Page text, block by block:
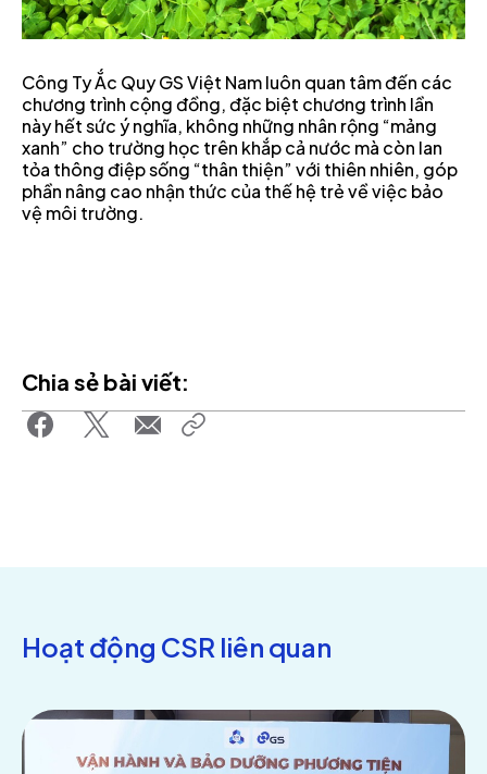
Công Ty Ắc Quy GS Việt Nam luôn quan tâm đến các
chương trình cộng đồng, đặc biệt chương trình lần
này hết sức ý nghĩa, không những nhân rộng “mảng
xanh” cho trường học trên khắp cả nước mà còn lan
tỏa thông điệp sống “thân thiện” với thiên nhiên, góp
phần nâng cao nhận thức của thế hệ trẻ về việc bảo
vệ môi trường.
Chia sẻ bài viết:
Hoạt động CSR liên quan